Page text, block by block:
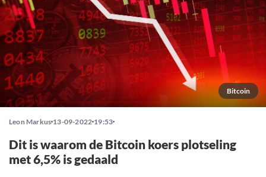
Bitcoin
Leon Markus 13-09-2022 19:53
Dit is waarom de Bitcoin koers plotseling
met 6,5% is gedaald